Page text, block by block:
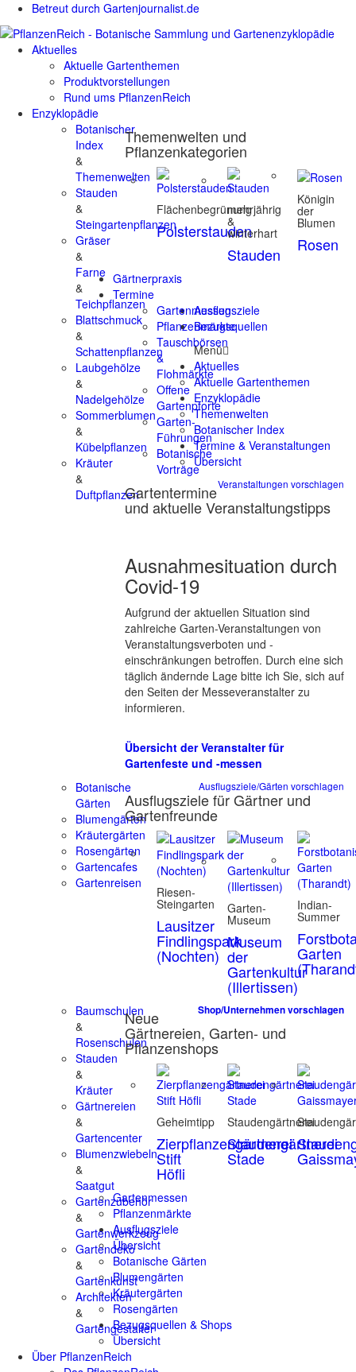
Betreut durch Gartenjournalist.de
Aktuelles
Aktuelle Gartenthemen
Produktvorstellungen
Rund ums PflanzenReich
Enzyklopädie
Botanischer
Index
&
Themenwelten
Stauden
&
Steingartenpflanzen
Gräser
&
Farne
&
Teichpflanzen
Blattschmuck
&
Schattenpflanzen
Laubgehölze
&
Nadelgehölze
Sommerblumen
&
Kübelpflanzen
Kräuter
&
Duftpflanzen
Themenwelten und
Pflanzenkategorien
Flächenbegrünung
Polsterstauden
mehrjährig
&
winterhart
Stauden
Königin
der
Blumen
Rosen
Gärtnerpraxis
Termine
Gartenmessen
Pflanzenmärkte
Tauschbörsen
&
Flohmärkte
Offene
Gartenpforte
Garten-
Führungen
Botanische
Vorträge
Veranstaltungen vorschlagen
Gartentermine
und aktuelle Veranstaltungstipps
Ausnahmesituation durch
Covid-19
Aufgrund der aktuellen Situation sind
zahlreiche Garten-Veranstaltungen von
Veranstaltungsverboten und -
einschränkungen betroffen. Durch eine sich
täglich ändernde Lage bitte ich Sie, sich auf
den Seiten der Messeveranstalter zu
informieren.
Übersicht der Veranstalter für
Gartenfeste und -messen
Ausflugsziele
Botanische
Gärten
Blumengärten
Kräutergärten
Rosengärten
Gartencafes
Gartenreisen
Ausflugsziele/Gärten vorschlagen
Ausflugsziele für Gärtner und
Gartenfreunde
Riesen-
Steingarten
Lausitzer
Findlingspark
(Nochten)
Garten-
Museum
Museum
der
Gartenkultur
(Illertissen)
Indian-
Summer
Garten
Bezugsquellen
Baumschulen
&
Rosenschulen
Stauden
&
Kräuter
Gärtnereien
&
Gartencenter
Blumenzwiebeln
&
Saatgut
Gartenzubehör
&
Gartenwerkzeug
Gartendeko
&
Gartenkunst
Architekten
&
Gartengestalter
Shop/Unternehmen vorschlagen
Neue
Gärtnereien, Garten- und
Pflanzenshops
Geheimtipp
Zierpflanzengärtnerei
Stift
Höfli
Staudengärtnerei
Staudengärtnerei
Stade
Menü
Aktuelles
Aktuelle Gartenthemen
Enzyklopädie
Themenwelten
Botanischer Index
Termine & Veranstaltungen
Übersicht
Gartenmessen
Pflanzenmärkte
Ausflugsziele
Übersicht
Botanische Gärten
Blumengärten
Kräutergärten
Rosengärten
Bezugsquellen & Shops
Übersicht
Über PflanzenReich